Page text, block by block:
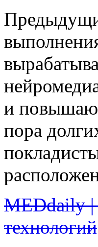
и
пора
MEDdaily |
технологий